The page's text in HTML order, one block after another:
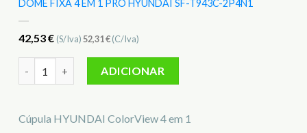
DOME FIXA 4 EM 1 PRO HYUNDAI SF-T943C-2P4N1
42,53€ (S/Iva)52,31€(C/Iva)
ADICIONAR
Cúpula HYUNDAI ColorView 4 em 1